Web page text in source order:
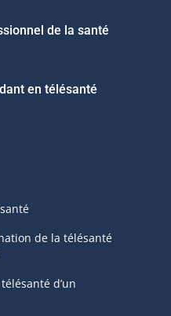
de la santé
en télésanté
de la télésanté
d’un